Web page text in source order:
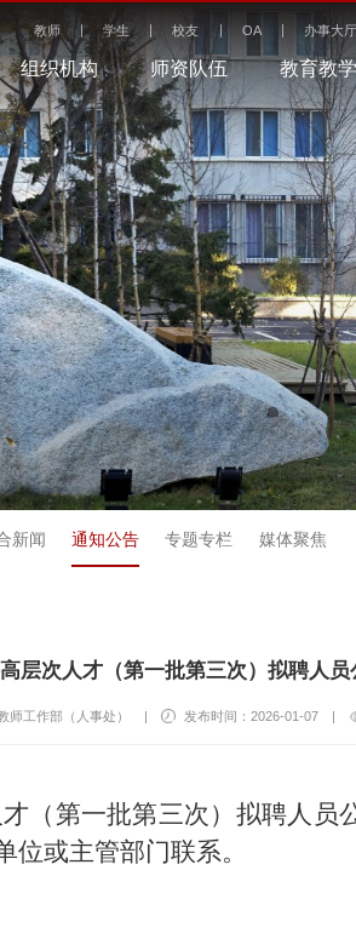
教师 学生 校友 OA 办事大厅
组织机构 师资队伍 教育教学
新闻 通知公告 专题专栏 媒体聚焦
层次人才（第一批第三次）拟聘人员
师工作部（人事处） | 发布时间：2026-01-07 |
（第一批第三次）拟聘人员
或主管部门联系。